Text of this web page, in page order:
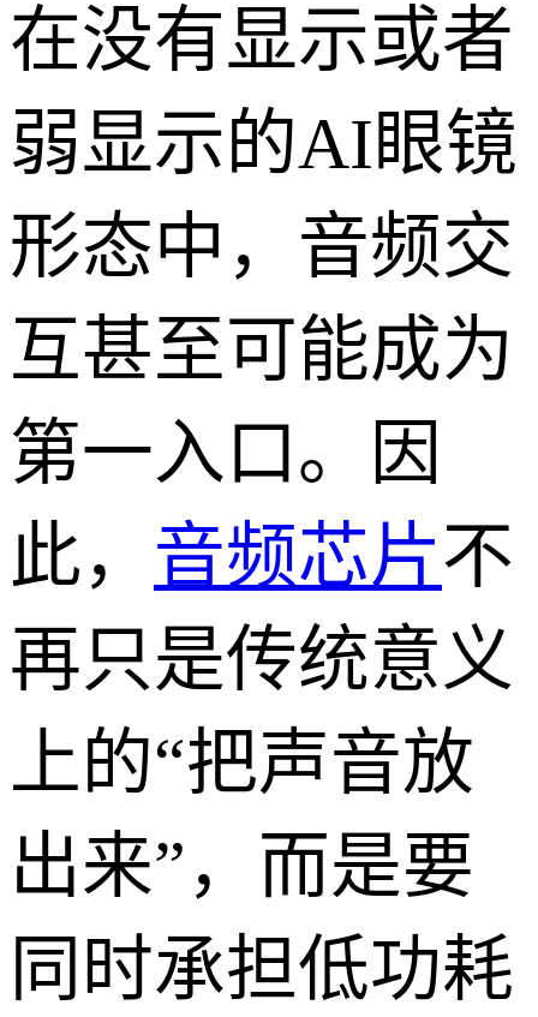
在没有显示或者
弱显示的AI眼镜
形态中，音频交
互甚至可能成为
第一入口。因
此， 音频芯片不
再只是传统意义
上的“把声音放
出来”，而是要
同时承担低功耗